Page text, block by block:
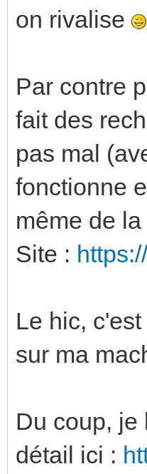
on rivalise
Par contre
fait des
pas mal
fonctionne
même de
Site :
Le hic,
sur ma
Du coup, je
détail ici :